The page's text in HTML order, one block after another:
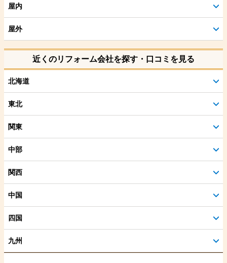
屋内
屋外
近くのリフォーム会社を探す・口コミを見る
北海道
東北
関東
中部
関西
中国
四国
九州